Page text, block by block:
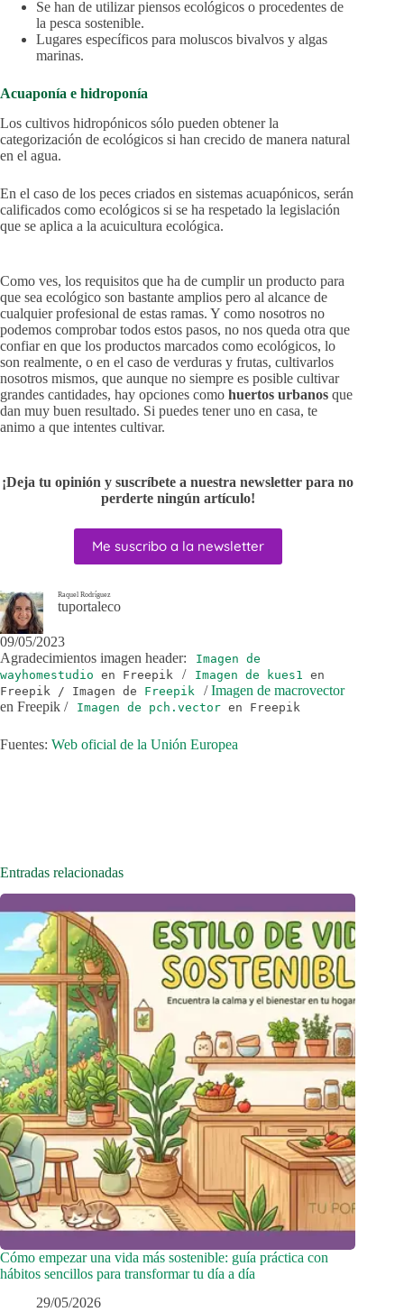
Se han de utilizar piensos ecológicos o procedentes de
la pesca sostenible.
Lugares específicos para moluscos bivalvos y algas
marinas.
Acuaponía e hidroponía
Los cultivos hidropónicos sólo pueden obtener la
categorización de ecológicos si han crecido de manera natural
en el agua.
En el caso de los peces criados en sistemas acuapónicos, serán
calificados como ecológicos si se ha respetado la legislación
que se aplica a la acuicultura ecológica.
Como ves, los requisitos que ha de cumplir un producto para
que sea ecológico son bastante amplios pero al alcance de
cualquier profesional de estas ramas. Y como nosotros no
podemos comprobar todos estos pasos, no nos queda otra que
confiar en que los productos marcados como ecológicos, lo
son realmente, o en el caso de verduras y frutas, cultivarlos
nosotros mismos, que aunque no siempre es posible cultivar
grandes cantidades, hay opciones como huertos urbanos que
dan muy buen resultado. Si puedes tener uno en casa, te
animo a que intentes cultivar.
¡Deja tu opinión y suscríbete a nuestra newsletter para no
perderte ningún artículo!
Me suscribo a la newsletter
Raquel Rodríguez
tuportaleco
09/05/2023
Agradecimientos imagen header:
Imagen de
wayhomestudio en Freepik / Imagen de kues1
en
Freepik / Imagen de Freepik /Imagen de macrovector
en Freepik /
Imagen de pch.vector en Freepik
Fuentes: Web oficial de la Unión Europea
Entradas relacionadas
Cómo empezar una vida más sostenible: guía práctica con
hábitos sencillos para transformar tu día a día
29/05/2026